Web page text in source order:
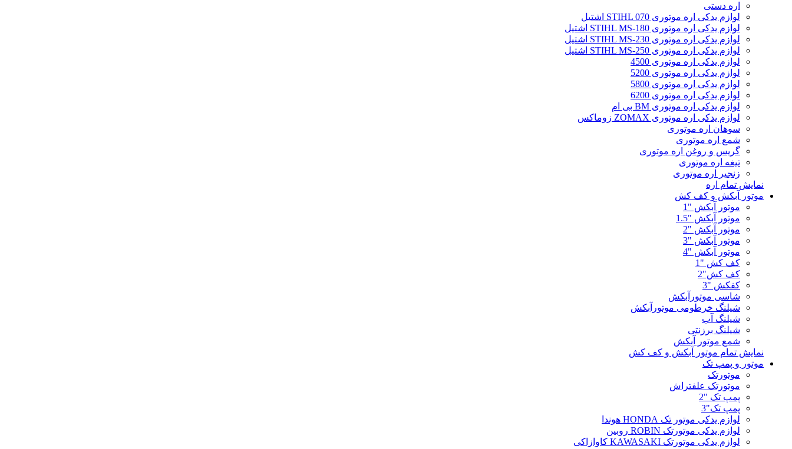
اره دستی
لوازم یدکی اره موتوری STIHL 070 اشتیل
لوازم یدکی اره موتوری STIHL MS-180 اشتیل
لوازم یدکی اره موتوری STIHL MS-230 اشتیل
لوازم یدکی اره موتوری STIHL MS-250 اشتیل
لوازم یدکی اره موتوری 4500
لوازم یدکی اره موتوری 5200
لوازم یدکی اره موتوری 5800
لوازم یدکی اره موتوری 6200
لوازم یدکی اره موتوری BM بی ام
لوازم یدکی اره موتوری ZOMAX زوماکس
سوهان اره موتوری
شمع اره موتوری
گریس و روغن اره موتوری
تیغه اره موتوری
زنجیر اره موتوری
نمایش تمام اره
موتور آبکش و کف کش
موتور آبکش "1
موتور آبکش "1.5
موتور آبکش "2
موتور آبکش "3
موتور آبکش "4
کف کش "1
کف کش"2
کفکش "3
شاسی موتورآبکش
شیلنگ خرطومی موتورآبکش
شیلنگ آب
شیلنگ برزنتی
شمع موتور آبکش
نمایش تمام موتور آبکش و کف کش
موتور و پمپ تک
موتورتک
موتورتک علفتراش
پمپ تک "2
پمپ تک"3
لوازم یدکی موتور تک HONDA هوندا
لوازم یدکی موتورتک ROBIN روبین
لوازم یدکی موتورتک KAWASAKI کاوازاکی